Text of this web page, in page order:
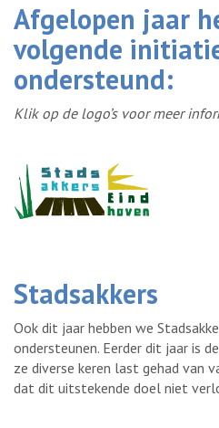
Afgelopen jaar
volgende
ondersteund:
Klik op de logo’s voor meer
Stadsakkers
Ook dit jaar hebben we
ondersteunen. Eerder dit jaar is
ze diverse keren last gehad van
dat dit uitstekende doel niet